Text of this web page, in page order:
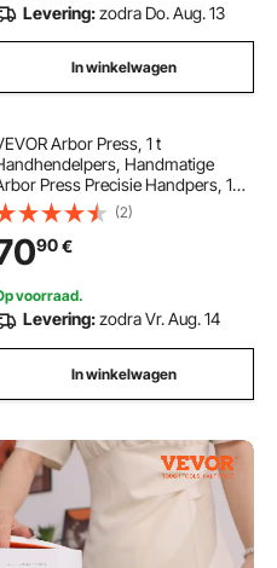
Levering:zodra Do. Aug. 13
In winkelwagen
Arbor Press, 1 t
Handmatige
Press Precisie Handpers, 135
Maximale Hoogte, Handmatige
Tafelponspers Gemaakt van
voor Ponsen, Buigen,
Vormen
(2)
90€
voorraad.
Levering:zodra Vr. Aug. 14
In winkelwagen